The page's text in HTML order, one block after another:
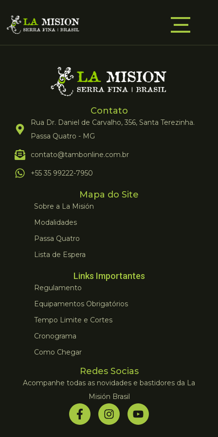
Contato
Rua Dr. Daniel de Carvalho, 356, Santa Terezinha.
Passa Quatro - MG
contato@tambonline.com.br
+55 35 99222-7950
Mapa do Site
Sobre a La Misión
Modalidades
Passa Quatro
Lista de Espera
Links Importantes
Regulamento
Equipamentos Obrigatórios
Tempo Limite e Cortes
Cronograma
Como Chegar
Redes Socias
Acompanhe todas as novidades e bastidores da La
Misión Brasil